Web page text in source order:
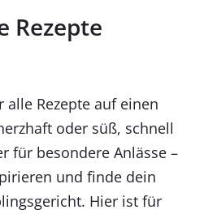
Rezepte
alle Rezepte auf einen
oder süß, schnell
für besondere Anlässe –
und finde dein
Hier ist für